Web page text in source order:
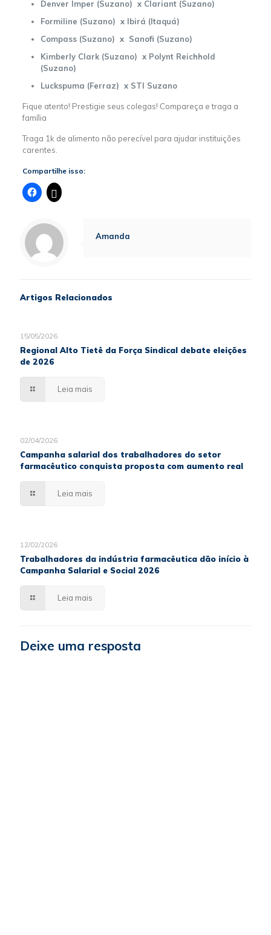
Denver Imper (Suzano) x Clariant (Suzano)
Formiline (Suzano) x Ibirá (Itaquá)
Compass (Suzano) x Sanofi (Suzano)
Kimberly Clark (Suzano) x Polynt Reichhold
(Suzano)
Luckspuma (Ferraz) x STI Suzano
Fique atento! Prestigie seus colegas! Compareça e traga a
família
Traga 1k de alimento não perecível para ajudar instituições
carentes.
Compartilhe isso:
Amanda
Artigos Relacionados
15/05/2026
Regional Alto Tietê da Força Sindical debate eleições
de 2026
Leia mais
02/04/2026
Campanha salarial dos trabalhadores do setor
farmacêutico conquista proposta com aumento real
Leia mais
12/02/2026
Trabalhadores da indústria farmacêutica dão início à
Campanha Salarial e Social 2026
Leia mais
Deixe uma resposta